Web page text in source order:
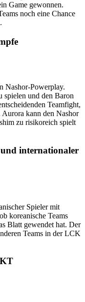
Game gewonnen.
noch eine Chance
Nashor-Powerplay.
spielen und den Baron
Teamfight,
kann den Nashor
zu risikoreich spielt
und internationaler
Spieler mit
koreanische Teams
Blatt gewendet hat. Der
Teams in der LCK